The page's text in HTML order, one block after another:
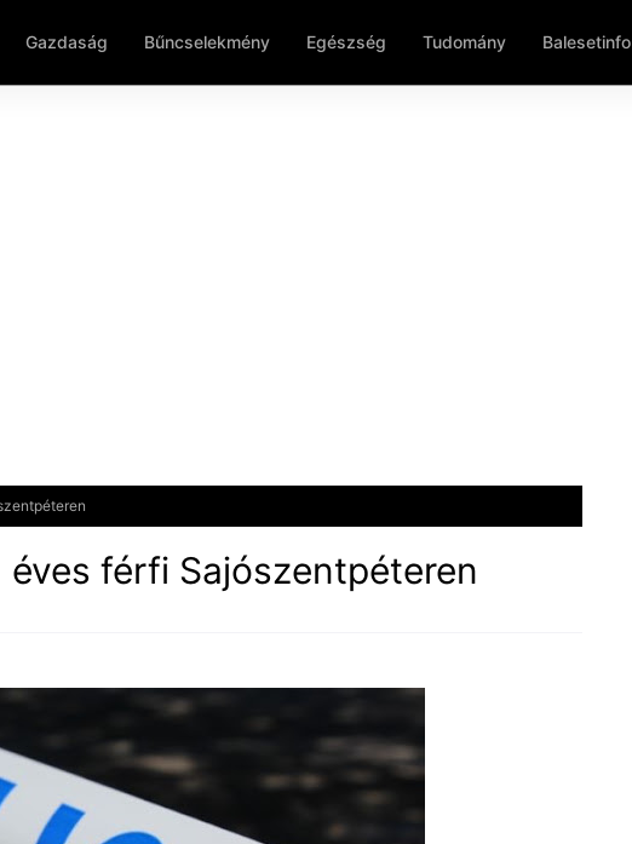
Gazdaság Bűncselekmény Egészség Tudomány Balesetinfo
férfi Sajószentpéteren